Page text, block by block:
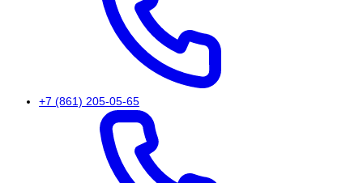
+7 (861) 205-05-65